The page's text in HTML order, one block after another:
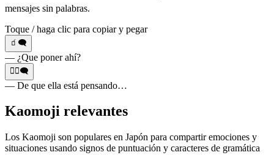
mensajes sin palabras.
Toque / haga clic para copiar y pegar
🧃🗨️
— ¿Que poner ahí?
👱‍♀️🗨️
— De que ella está pensando…
Kaomoji relevantes
Los Kaomoji son populares en Japón para compartir emociones y
situaciones usando signos de puntuación y caracteres de gramática